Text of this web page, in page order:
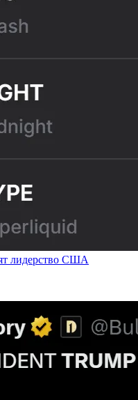
лидерство США